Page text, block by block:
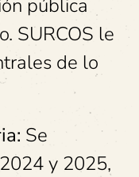
pública
SURCOS le
de lo
Se
y 2025,